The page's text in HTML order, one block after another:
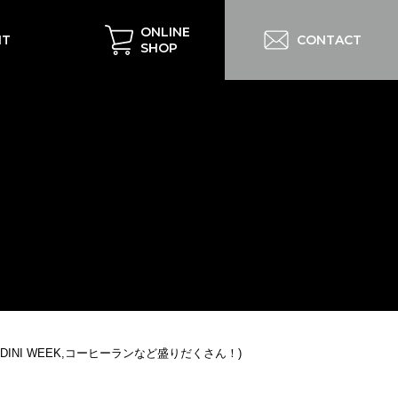
ONLINE
SHOP
CONTACT
WEEK,コーヒーランなど盛りだくさん！)